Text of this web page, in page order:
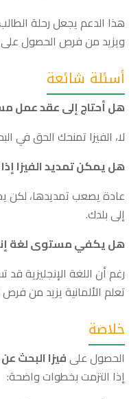
هذا الدعم يجعل رحلة الطالب
ويزيد من فرص الحصول على
أسئلة شائعة
هل أحتاج إلى عقد عمل
لا، الفيزا تمنحك الحق في
هل يمكن تمديد الفيزا إذا لم
عادة يصعب تمديدها، لكن
إلى بلدك.
هل يكفي مستوى لغة
رغم أن اللغة الإنجليزية
تعلم الألمانية يزيد من فرص
خلاصة
الحصول علىفيزا البحث
إذا التزمت بخطوات واضحة: